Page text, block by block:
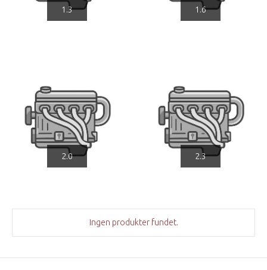
1.3 1.6
2.0 2.3
Ingen produkter fundet.